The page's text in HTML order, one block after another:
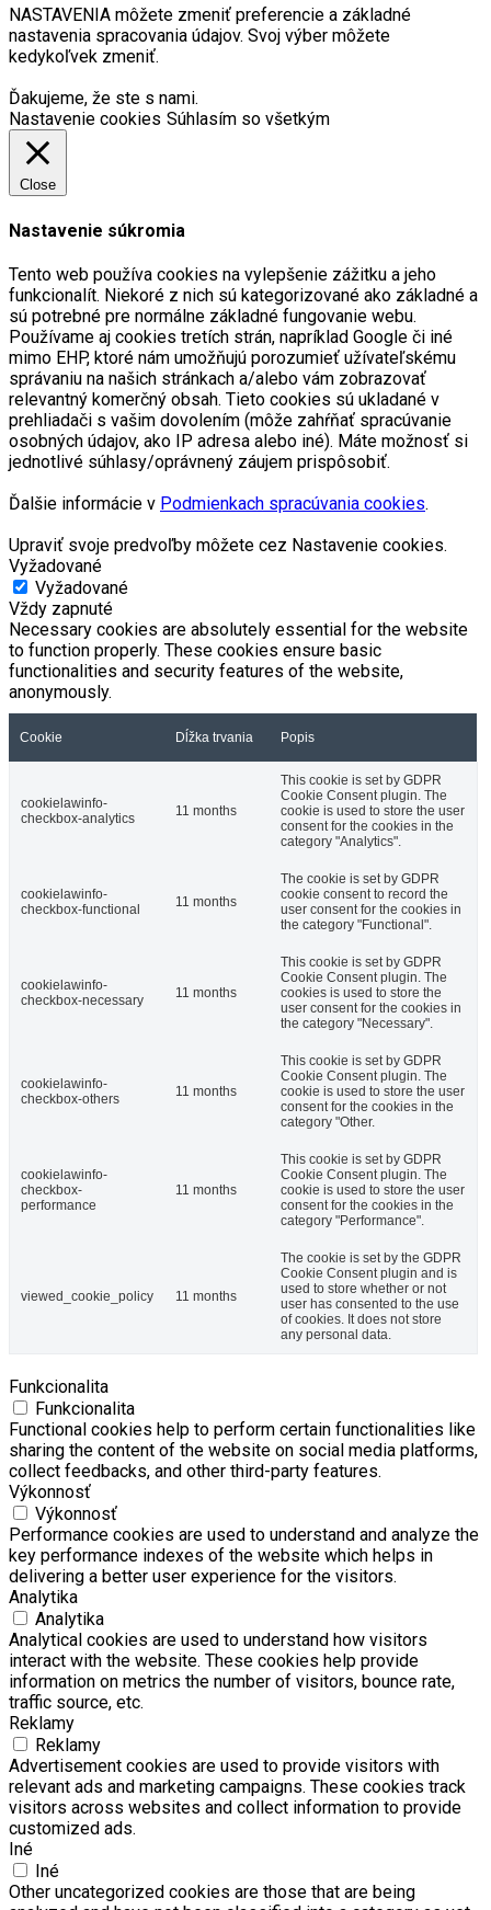
NASTAVENIA môžete zmeniť preferencie a základné
nastavenia spracovania údajov. Svoj výber môžete
kedykoľvek zmeniť.
Ďakujeme, že ste s nami.
Nastavenie cookies Súhlasím so všetkým
Close
Nastavenie súkromia
Tento web používa cookies na vylepšenie zážitku a jeho
funkcionalít. Niekoré z nich sú kategorizované ako základné a
sú potrebné pre normálne základné fungovanie webu.
Používame aj cookies tretích strán, napríklad Google či iné
mimo EHP, ktoré nám umožňujú porozumieť užívateľskému
správaniu na našich stránkach a/alebo vám zobrazovať
relevantný komerčný obsah. Tieto cookies sú ukladané v
prehliadači s vašim dovolením (môže zahŕňať spracúvanie
osobných údajov, ako IP adresa alebo iné). Máte možnosť si
jednotlivé súhlasy/oprávnený záujem prispôsobiť.
Ďalšie informácie v Podmienkach spracúvania cookies.
Upraviť svoje predvoľby môžete cez Nastavenie cookies.
Vyžadované
Vyžadované
Vždy zapnuté
Necessary cookies are absolutely essential for the website
to function properly. These cookies ensure basic
functionalities and security features of the website,
anonymously.
Cookie Dĺžka trvania Popis
cookielawinfo-
checkbox-analytics
11 months
This cookie is set by GDPR
Cookie Consent plugin. The
cookie is used to store the user
consent for the cookies in the
category "Analytics".
cookielawinfo-
checkbox-functional
11 months
The cookie is set by GDPR
cookie consent to record the
user consent for the cookies in
the category "Functional".
cookielawinfo-
checkbox-necessary
11 months
This cookie is set by GDPR
Cookie Consent plugin. The
cookies is used to store the
user consent for the cookies in
the category "Necessary".
cookielawinfo-
checkbox-others
11 months
This cookie is set by GDPR
Cookie Consent plugin. The
cookie is used to store the user
consent for the cookies in the
category "Other.
cookielawinfo-
checkbox-
performance
11 months
This cookie is set by GDPR
Cookie Consent plugin. The
cookie is used to store the user
consent for the cookies in the
category "Performance".
viewed_cookie_policy 11 months
The cookie is set by the GDPR
Cookie Consent plugin and is
used to store whether or not
user has consented to the use
of cookies. It does not store
any personal data.
Funkcionalita
Funkcionalita
Functional cookies help to perform certain functionalities like
sharing the content of the website on social media platforms,
collect feedbacks, and other third-party features.
Výkonnosť
Výkonnosť
Performance cookies are used to understand and analyze the
key performance indexes of the website which helps in
delivering a better user experience for the visitors.
Analytika
Analytika
Analytical cookies are used to understand how visitors
interact with the website. These cookies help provide
information on metrics the number of visitors, bounce rate,
traffic source, etc.
Reklamy
Reklamy
Advertisement cookies are used to provide visitors with
relevant ads and marketing campaigns. These cookies track
visitors across websites and collect information to provide
customized ads.
Iné
Iné
Other uncategorized cookies are those that are being